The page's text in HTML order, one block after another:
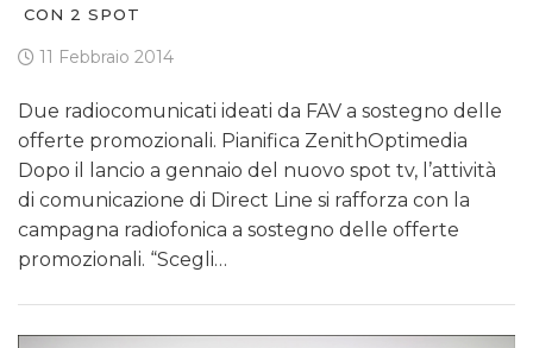
CON 2 SPOT
11 Febbraio 2014
Due radiocomunicati ideati da FAV a sostegno delle
offerte promozionali. Pianifica ZenithOptimedia
Dopo il lancio a gennaio del nuovo spot tv, l’attività
di comunicazione di Direct Line si rafforza con la
campagna radiofonica a sostegno delle offerte
promozionali. “Scegli…